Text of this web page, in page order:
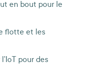
en bout pour le
flotte et les
pour des